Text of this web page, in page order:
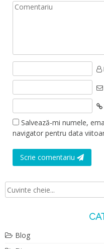
Salvează-mi numele,
navigator pentru data
Scrie comentariu
Blog